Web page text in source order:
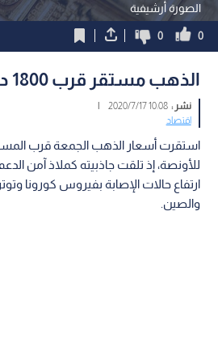
الصورة أرشيفية
0
0
الذهب مستقر قرب 1800 دولار للأونصة
نشر :10:08 2020/7/17
|
اقتصاد
للأونصة، إذ تلقت جاذبيته كملاذ آمن
ارتفاع حالات الإصابة بفيروس كورونا
والصين.